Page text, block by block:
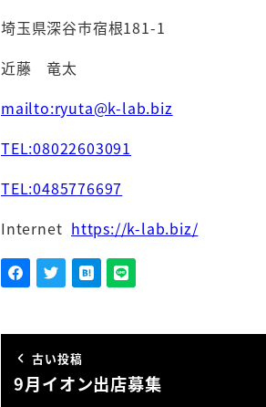
埼玉県深谷市宿根181-1
近藤 竜太
mailto:ryuta@k-lab.biz
TEL:08022603091
TEL:0485776697
Internet https://k-lab.biz/
古い投稿
9月イオン出店募集